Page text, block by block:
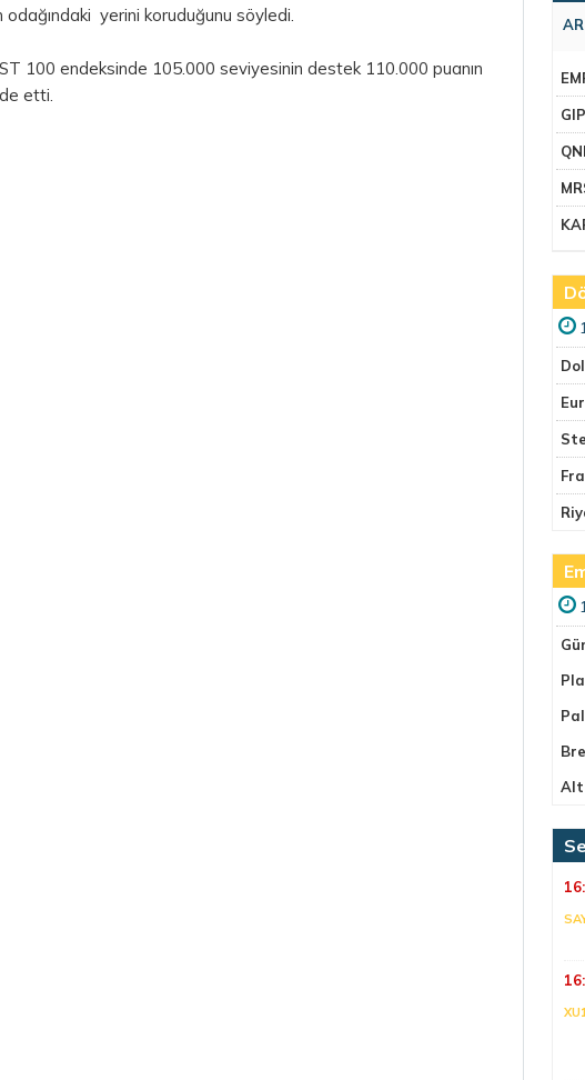
odağındaki yerini koruduğunu söyledi.
100 endeksinde 105.000 seviyesinin destek 110.000 puanın
etti.